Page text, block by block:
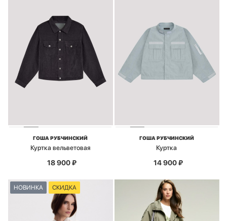
ГОША РУБЧИНСКИЙ
Куртка вельветовая
18 900₽
ГОША РУБЧИНСКИЙ
Куртка
14 900₽
НОВИНКА СКИДКА